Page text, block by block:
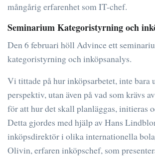
mångårig erfarenhet som IT-chef.
Seminarium Kategoristyrning och
Den 6 februari höll Advince ett
kategoristyrning och inköpsanalys.
Vi tittade på hur inköpsarbetet, inte bara
perspektiv, utan även på vad som krävs
för att hur det skall planläggas, initieras
Detta gjordes med hjälp av Hans
inköpsdirektör i olika internationella
Olivin, erfaren inköpschef, som